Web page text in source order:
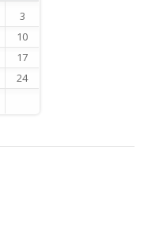
3
10
17
24